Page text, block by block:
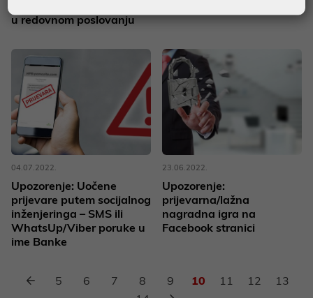
u redovnom poslovanju
04.07.2022.
Upozorenje: Uočene
prijevare putem socijalnog
inženjeringa – SMS ili
WhatsUp/Viber poruke u
ime Banke
23.06.2022.
Upozorenje:
prijevarna/lažna
nagradna igra na
Facebook stranici
5 6 7 8 9 10 11 12
13